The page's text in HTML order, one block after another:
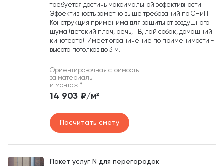
требуется достичь максимальной эффективности.
Эффективность заметно выше требований по СНиП.
Конструкция применима для защиты от воздушного
шума (детский плач, речь, ТВ, лай собак, домашний
кинотеатр). Имеет ограничение по применимости -
высота потолков до 3 м.
Ориентировочная стоимость
за материалы
и монтаж *
14 903 ₽/м²
Посчитать смету
Пакет услуг N для перегородок